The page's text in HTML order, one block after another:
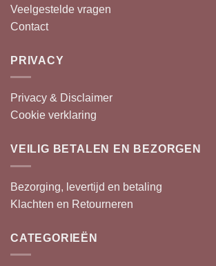
Veelgestelde vragen
Contact
PRIVACY
Privacy & Disclaimer
Cookie verklaring
VEILIG BETALEN EN BEZORGEN
Bezorging, levertijd en betaling
Klachten en Retourneren
CATEGORIEËN